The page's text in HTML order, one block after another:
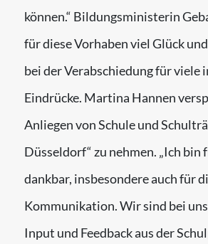
können.“ Bildungsministerin
für diese Vorhaben viel Glück
bei der Verabschiedung für viele
Eindrücke. Martina Hannen
Anliegen von Schule und
Düsseldorf“ zu nehmen. „Ich bin
dankbar, insbesondere auch für
Kommunikation. Wir sind bei
Input und Feedback aus der